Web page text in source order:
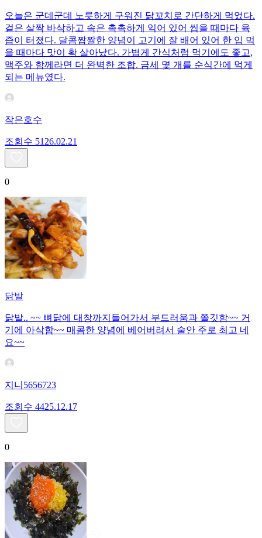
오늘은 군데군데 노릇하게 구워진 닭꼬치로 간단하게 먹었다.
겉은 살짝 바삭하고 속은 촉촉하게 익어 있어 씹을 때마다 육
즙이 터졌다. 달콤짭짤한 양념이 고기에 잘 배어 있어 한 입 먹
을 때마다 맛이 확 살아났다. 가볍게 간식처럼 먹기에도 좋고,
맥주와 함께라면 더 완벽한 조합. 금세 몇 개를 순식간에 먹게
되는 메뉴였다.
작은호수
조회수 51 26.02.21
0
닭발
닭발.. ~~ 뼈닭에 대창까지들어가서 부드러움과 쫄깃함~~ 거
기에 아삭함~~ 매콤한 양념에 베어버려서 술안 주로 최고 네
요~~
지니5656723
조회수 4425.12.17
0